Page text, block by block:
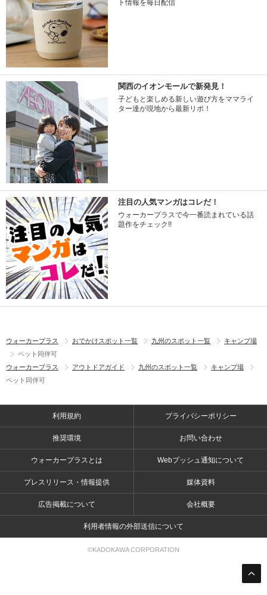
ト情報を毎日配信
関西のイオンモールで新発見！
子どもと楽しめる新しい遊び方をママライ
ター達が現地から最新リポ！
注目の人気マンガはコレだ！
ウォーカープラスで今一番読まれている話
題作をチェック!!
ウォーカープラス おでかけスポット一覧 九州のスポット一覧
キャンプ場
ペット同伴可
ウォーカープラス
アウトドアガイド 九州のスポット一覧
キャンプ場
ペット同伴可
利用規約 プライバシーポリシー
推奨環境 お問い合わせ
ウォーカープラスとは Webプッシュ通知について
プレスリリース・情報提供 媒体資料
広告掲載について 会社概要
利用者情報の外部送信について
©KADOKAWA CORPORATION